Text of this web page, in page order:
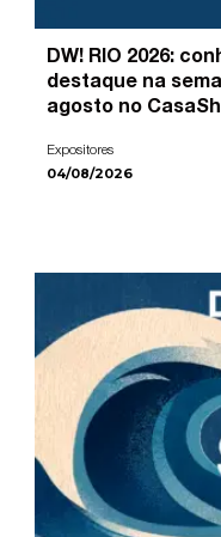
DW! RIO 2026:
destaque na
agosto no
Expositores
04/08/2026